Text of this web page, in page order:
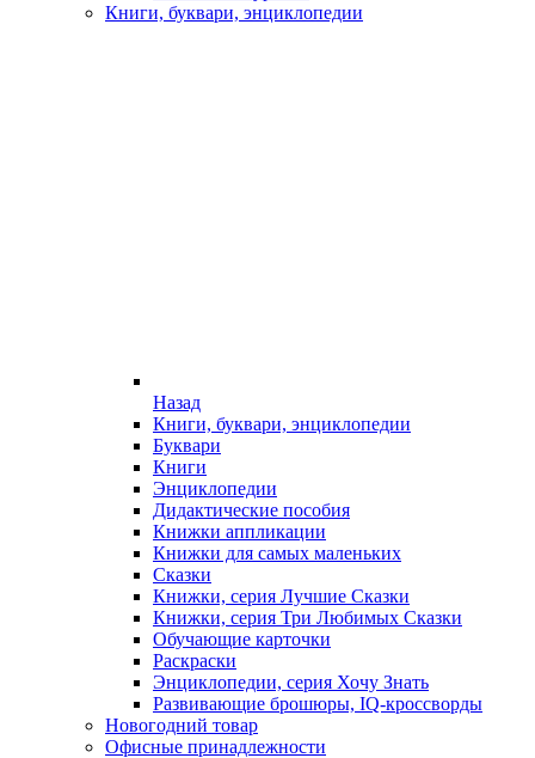
Книги, буквари, энциклопедии
Назад
Книги, буквари, энциклопедии
Буквари
Книги
Энциклопедии
Дидактические пособия
Книжки аппликации
Книжки для самых маленьких
Сказки
Книжки, серия Лучшие Сказки
Книжки, серия Три Любимых Сказки
Обучающие карточки
Раскраски
Энциклопедии, серия Хочу Знать
Развивающие брошюры, IQ-кроссворды
Новогодний товар
Офисные принадлежности